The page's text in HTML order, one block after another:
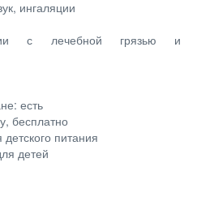
ингаляции
с лечебной грязью и
есть
бесплатно
питания
детей